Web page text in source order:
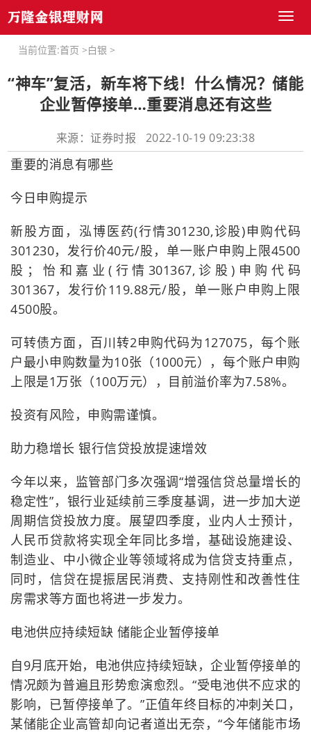
Toggle
当前位置:首页 >白银 >
“神车”复活，新车将下线！什么情况？储能
企业暂停接单…重要消息还有这些
来源：证券时报 2022-10-19 09:23:38
重要的消息有哪些
今日申购提示
新股方面，泓博医药(行情301230,诊股)申购代码
301230，发行价40元/股，单一账户申购上限4500
股；怡和嘉业(行情301367,诊股)申购代码
301367，发行价119.88元/股，单一账户申购上限
4500股。
可转债方面，百川转2申购代码为127075，每个账
户最小申购数量为10张（1000元），每个账户申购
上限是1万张（100万元），目前溢价率为7.58%。
投资有风险，申购需谨慎。
助力稳增长 银行信贷投放提速增效
今年以来，监管部门多次强调“增强信贷总量增长的
稳定性”，银行业延续前三季度基调，进一步加大逆
周期信贷投放力度。展望四季度，业内人士预计，
人民币贷款将实现全年同比多增，基础设施建设、
制造业、中小微企业等领域将成为信贷支持重点，
同时，信贷在提振居民消费、支持刚性和改善性住
房需求等方面也将进一步发力。
电池供应持续短缺 储能企业暂停接单
自9月底开始，电池供应持续短缺，企业暂停接单的
情况颇为普遍且形势愈演愈烈。“受电池供不应求的
影响，已暂停接单了。”正值年终目标的冲刺关口，
某储能企业高管却向记者道出无奈，“今年储能市场